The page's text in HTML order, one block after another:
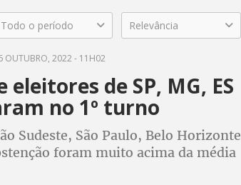
Todo o período Relevância
OUTUBRO, 2022 - 11H02
eleitores de SP, MG, ES
no 1º turno
Sudeste, São Paulo, Belo Horizonte
foram muito acima da média